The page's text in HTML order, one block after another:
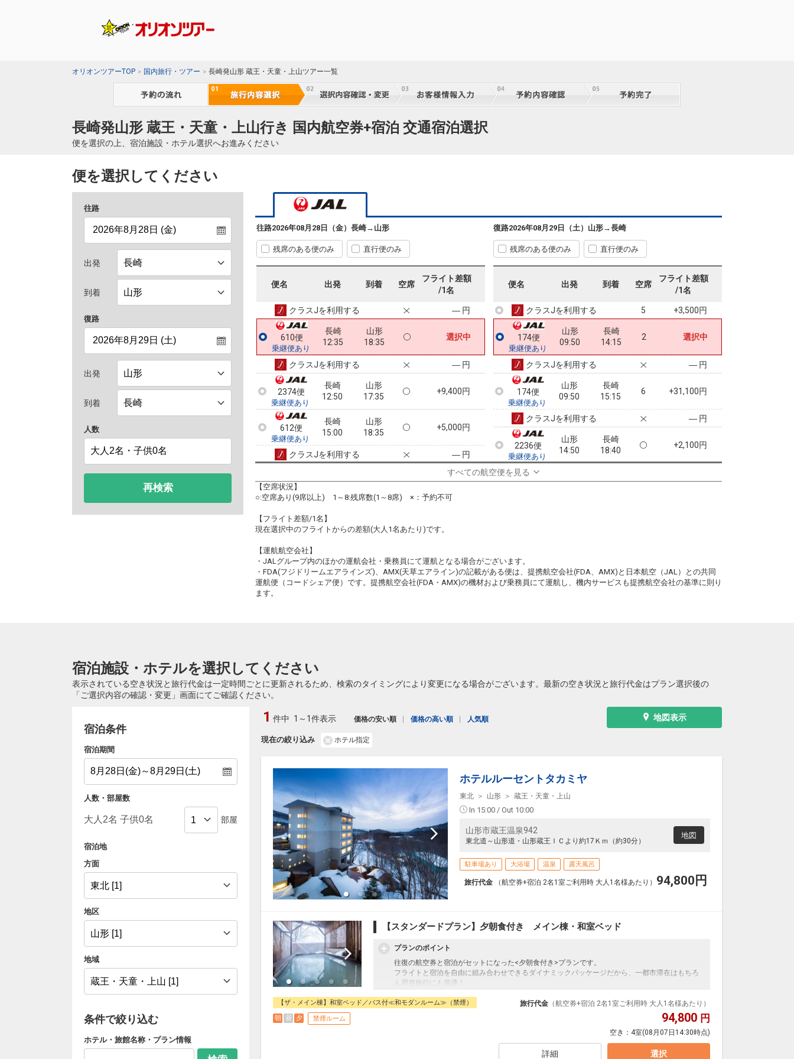
オリオンツアーTOP 国内旅行・ツアー 長崎発山形 蔵王・天童・上山ツアー一覧
長崎発山形 蔵王・天童・上山行き 国内航空券+宿泊 交通宿泊選択
便を選択の上、宿泊施設・ホテル選択へお進みください
便を選択してください
往路
出発
到着
復路
出発
到着
人数
再検索
往路2026年08月28日（金） 長崎→ 山形
残席のある便のみ 直行便のみ
便名 出発 到着 空席
フライト差額
/1名
2372便
乗継便あり
長崎
09:05
山形
14:10
608便
09:55
山形
18:35
7 +2,300円
クラスJを利用する ― 円
610便
乗継便あり
長崎
12:35
山形
18:35
選択中
クラスJを利用する ― 円
2374便
乗継便あり
長崎
12:50
山形
17:35
+9,400円
612便
乗継便あり
長崎
15:00
山形
18:35
+5,000円
クラスJを利用する ― 円
復路2026年08月29日（土） 山形→長崎
残席のある便のみ 直行便のみ
便名 出発 到着 空席
フライト差額
/1名
2234便
乗継便あり
山形
08:50
長崎
12:30
クラスJを利用する 3
2234便
08:50
長崎
14:15
6 +900円
クラスJを利用する 5 +3,500円
174便
乗継便あり
山形
09:50
長崎
14:15
2 選択中
クラスJを利用する ― 円
174便
乗継便あり
山形
09:50
長崎
15:15
6 +31,100円
クラスJを利用する ― 円
2236便
乗継便あり
山形
14:50
長崎
18:40
+2,100円
クラスJを利用する
すべての航空便を見る
【空席状況】
○:空席あり(9席以上) 1～8:残席数(1～8席) ×：予約不可
【フライト差額/1名】
現在選択中のフライトからの差額(大人1名あたり)です。
【運航航空会社】
・JALグループ内のほかの運航会社・乗務員にて運航となる場合がございます。
・FDA(フジドリームエアラインズ)、AMX(天草エアライン)の記載がある便は、提携航空会社(FDA、AMX)と日本航空（JAL）との共同
運航便（コードシェア便）です。提携航空会社(FDA・AMX)の機材および乗務員にて運航し、機内サービスも提携航空会社の基準に則り
ます。
宿泊施設・ホテルを選択してください
表示されている空き状況と旅行代金は一定時間ごとに更新されるため、検索のタイミングにより変更になる場合がございます。最新の空き状況と旅行代金はプラン選択後の
「ご選択内容の確認・変更」画面にてご確認ください。
宿泊条件
宿泊期間
人数・部屋数
部屋
宿泊地
方面
地区
地域
条件で絞り込む
ホテル・旅館名称・プラン情報
地図表示
現在の絞り込み ホテル指定
1 件中 1～1件表示 価格の安い順 価格の高い順 人気順
ホテルルーセントタカミヤ
東北 山形 蔵王・天童・上山
In 15:00 / Out 10:00
山形市蔵王温泉942
東北道～山形道・山形蔵王ＩＣより約17Ｋｍ（約30分）
地図
駐車場あり 大浴場 温泉 露天風呂
旅行代金 （航空券+宿泊 2名1室ご利用時 大人1名様あたり） 94,800 円
【スタンダードプラン】夕朝食付き メイン棟・和室ベッド
プランのポイント
往復の航空券と宿泊がセットになった<夕朝食付き>プランです。
フライトと宿泊を自由に組み合わせできるダイナミックパッケージだから、一都市滞在はもちろ
ん周遊旅行にも最適！
フライトは、安心のJALまたは（JALグループ）確約！フライトマイル50％貯まります。
オプションでレンタカーや現地交通・体験プランなどの追加（同時予約）が可能なプランもござ
名湯リゾート ルーセントタカミヤは蔵王温泉の中心に位置し、各観光地へアクセスしやすい立地
です。目の前には蔵王中央ロープウェイがあり、中森ゲレンデまでは徒歩1分。
【ザ・メイン棟】和室ベッド／バス付≪和モダンルーム≫（禁煙）
朝
昼 夕 禁煙ルーム
旅行代金 （航空券+宿泊 2名1室ご利用時 大人1名様あたり）
94,800 円
空き： 4室(08月07日14:30時点)
詳細 選択